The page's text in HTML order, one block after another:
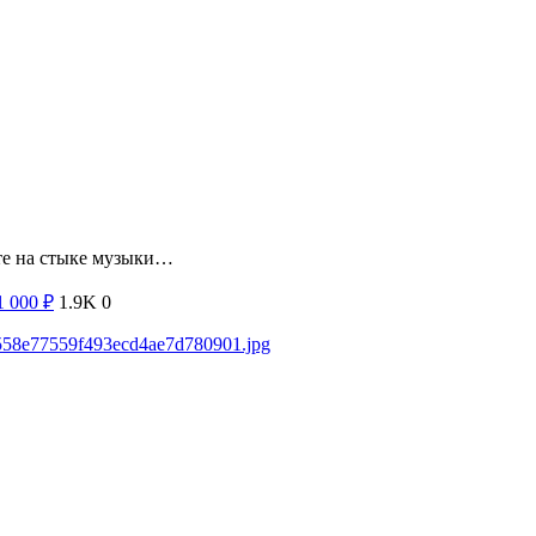
на стыке музыки…
000 ₽ 1.9K 0